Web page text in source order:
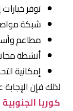
توفر
شبكة
مطاعم
أنشطة
إمكانية
لذلك فإن
كوريا الجنوبية